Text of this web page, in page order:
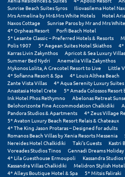
Sunrise Beach Suites Syros
Iliovasilema Hotel
Mrs Armelina by Mr&Mrs White Hotels
Hotel
Naxos Cottage
Sunrise Paros by Mr and Mrs White
4* Orpheas Resort
Porfi Beach Hotel
5* Lesante Classic – Preferred Hotels & Resorts
Polis 1907
5* Aegean Suites Hotel Skiathos
4*
Karras Livin Zakynthos
Apricot & Sea Luxury
Summer Bed Nydri
Anemelia Villa Zakynthos
Mykonos Lolita, A Grecotel Resort to Live
Little
4* Sofianna Resort & Spa
4* Louis Althea Beach
Zante Vista Villas
4* Aqua Serenity Luxury Suites
Anastasia Hotel Crete
5* Amada Colossos Resort
Ink Hotel Phos Rethymno
Abelonas Retreat
Belohorizonte Fine Accommodation Chalkidiki
Pandora Studios & Apartments
4* Zeus Village
5* Avaton Luxury Beach Resort Relais & Chateaux
4* The King Jason Protaras – Designed for adults
Romanos Beach Villas by Xenia Resorts Messenia
Nereides Hotel Chalkidiki
Taki's Guests
Kastri
Voreades Studios Tinos
Gennadi Dreams
4* Lila Guesthouse Ermoupoli
Kassandra
Kassandra Villas Chalkidiki
Melidron Stylish
4* Alleys Boutique Hotel & Spa
5* Mitsis Faliraki